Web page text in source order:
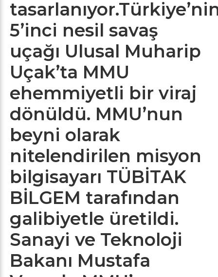
5’inci nesil savaş
uçağı Ulusal Muharip
Uçak’ta MMU
ehemmiyetli bir viraj
dönüldü. MMU’nun
beyni olarak
nitelendirilen misyon
bilgisayarı TÜBİTAK
BİLGEM tarafından
galibiyetle üretildi.
Sanayi ve Teknoloji
Bakanı Mustafa